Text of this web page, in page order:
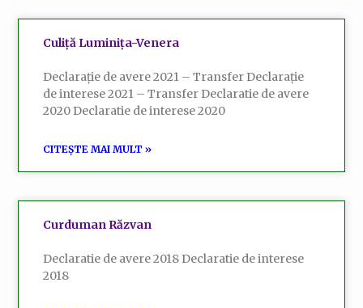
Culiță Luminița-Venera
Declarație de avere 2021 – Transfer Declarație
de interese 2021 – Transfer Declaratie de avere
2020 Declaratie de interese 2020
CITEȘTE MAI MULT »
Curduman Răzvan
Declaratie de avere 2018 Declaratie de interese
2018